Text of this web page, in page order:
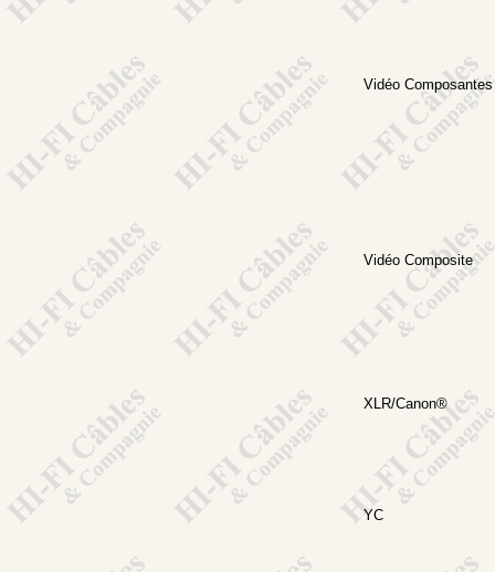
Vidéo Composantes
Vidéo Composite
XLR/Canon®
YC